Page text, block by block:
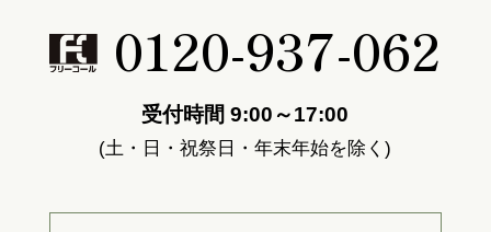
0120-937-062
受付時間 9:00～17:00
(土・日・祝祭日・年末年始を除く)